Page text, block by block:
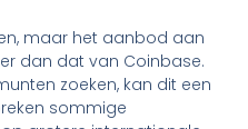
maar het aanbod aan
dan dat van Coinbase.
zoeken, kan dit een
sommige